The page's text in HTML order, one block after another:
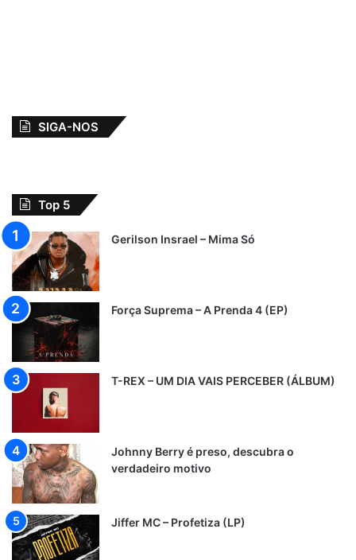
SIGA-NOS
Top 5
Gerilson Insrael – Mima Só
Força Suprema – A Prenda 4 (EP)
T-REX – UM DIA VAIS PERCEBER (ÁLBUM)
Johnny Berry é preso, descubra o
verdadeiro motivo
Jiffer MC – Profetiza (LP)